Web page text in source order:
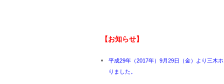
【お知らせ】
平成29年（2017年）9月29日（金）より三木
りました。